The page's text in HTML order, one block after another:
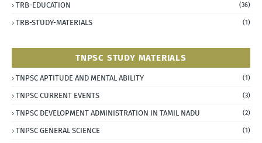
TRB-EDUCATION (36)
TRB-STUDY-MATERIALS (1)
TNPSC STUDY MATERIALS
TNPSC APTITUDE AND MENTAL ABILITY (1)
TNPSC CURRENT EVENTS (3)
TNPSC DEVELOPMENT ADMINISTRATION IN TAMIL NADU (2)
TNPSC GENERAL SCIENCE (1)